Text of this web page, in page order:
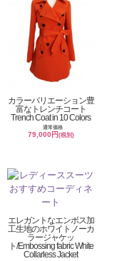
カラーバリエーション豊
富なトレンチコート
Trench Coat in 10 Colors
通常価格
79,000円 (税別)
エレガントなエンボス加
工生地のホワイトノーカ
ラージャケッ
ト/Embossing fabric White
Collarless Jacket